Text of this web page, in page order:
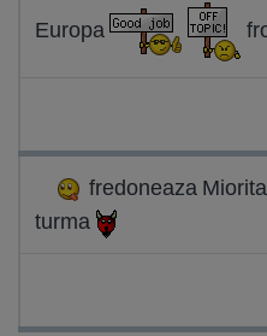
Europa
fredoneaza
turma